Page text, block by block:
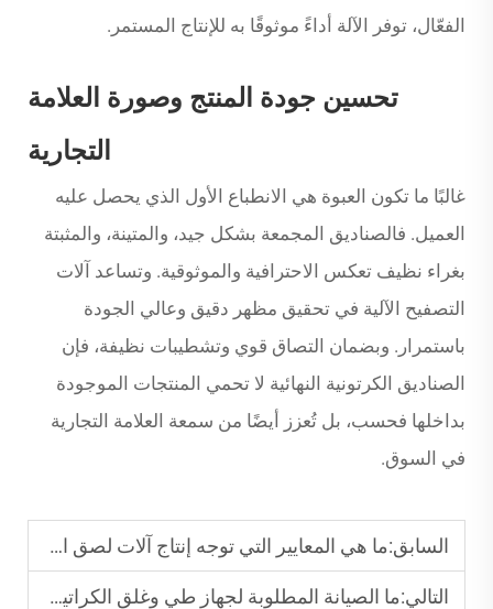
الفعّال، توفر الآلة أداءً موثوقًا به للإنتاج المستمر.
تحسين جودة المنتج وصورة العلامة
التجارية
غالبًا ما تكون العبوة هي الانطباع الأول الذي يحصل عليه
العميل. فالصناديق المجمعة بشكل جيد، والمتينة، والمثبتة
بغراء نظيف تعكس الاحترافية والموثوقية. وتساعد آلات
التصفيح الآلية في تحقيق مظهر دقيق وعالي الجودة
باستمرار. وبضمان التصاق قوي وتشطيبات نظيفة، فإن
الصناديق الكرتونية النهائية لا تحمي المنتجات الموجودة
بداخلها فحسب، بل تُعزز أيضًا من سمعة العلامة التجارية
في السوق.
السابق:ما هي المعايير التي توجه إنتاج آلات لصق الأظرف؟
التالي:ما الصيانة المطلوبة لجهاز طي وغلق الكراتين الأوتوماتيكي؟